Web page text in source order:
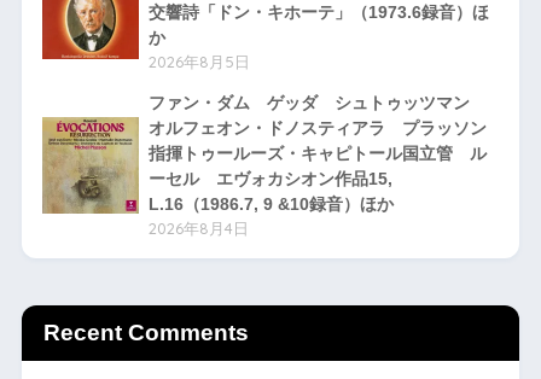
交響詩「ドン・キホーテ」（1973.6録音）ほ
か
2026年8月5日
ファン・ダム ゲッダ シュトゥッツマン
オルフェオン・ドノスティアラ プラッソン
指揮トゥールーズ・キャピトール国立管 ル
ーセル エヴォカシオン作品15,
L.16（1986.7, 9 &10録音）ほか
2026年8月4日
Recent Comments